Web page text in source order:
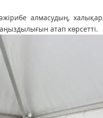
алмасудың,
атап көрсетті.